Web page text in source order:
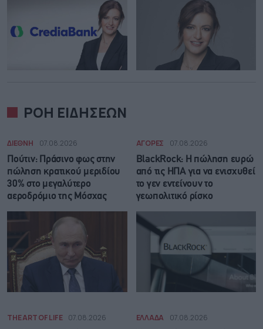
ΡΟΗ ΕΙΔΗΣΕΩΝ
ΔΙΕΘΝΗ 07.08.2026
Πούτιν: Πράσινο φως στην
πώληση κρατικού μεριδίου
30% στο μεγαλύτερο
αεροδρόμιο της Μόσχας
ΑΓΟΡΕΣ 07.08.2026
BlackRock: Η πώληση ευρώ
από τις ΗΠΑ για να ενισχυθεί
το γεν εντείνουν το
γεωπολιτικό ρίσκο
THE ART OF LIFE 07.08.2026 ΕΛΛΑΔΑ 07.08.2026